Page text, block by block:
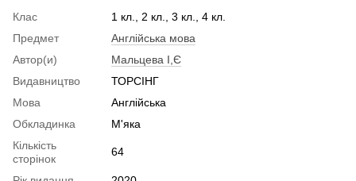
Клас
1 кл., 2 кл., 3 кл., 4 кл.
Предмет
Англійська мова
Автор(и)
Мальцева І,Є
Видавництво
ТОРСІНГ
Мова
Англійська
Обкладинка
М'яка
Кількість
сторінок
64